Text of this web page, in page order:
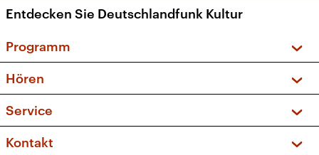
Entdecken Sie Deutschlandfunk Kultur
Programm
Sendungen und Podcasts
Musikliste
Kakadu – Das Kinderprogramm
Hören
Frequenzen (UKW + DAB+)
Service
FAQ
Kontakt